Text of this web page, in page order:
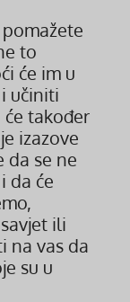
to
će im u
učiniti
također
izazove
da se ne
da će
ili
na vas da
su u